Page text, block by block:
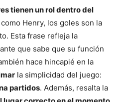
tienen un rol dentro del
Henry, los goles son la
Esta frase refleja la
que sabe que su función
hace hincapié en la
la simplicidad del juego:
partidos. Además, resalta la